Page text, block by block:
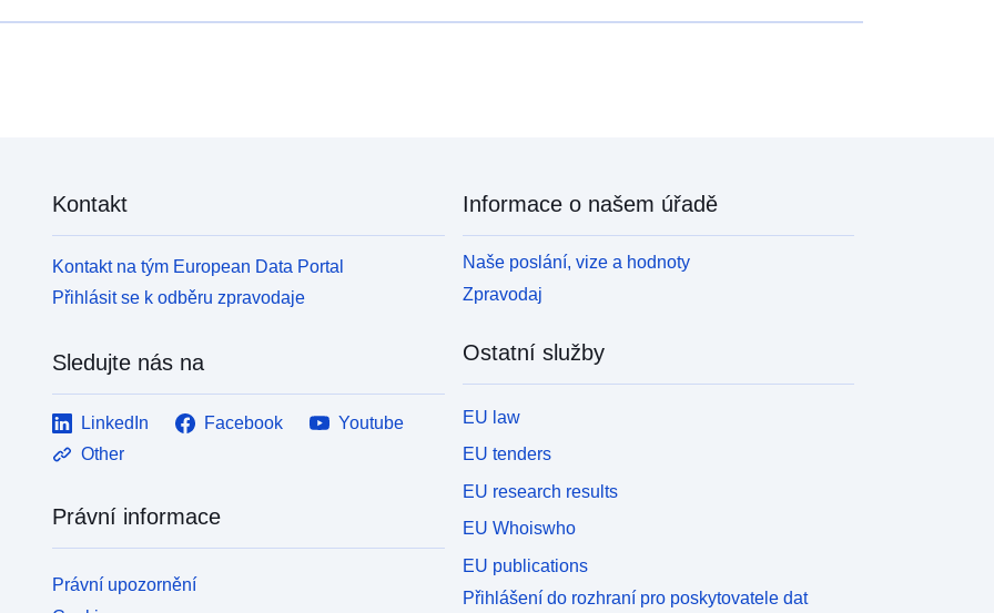
Kontakt
Kontakt na tým European Data Portal
Přihlásit se k odběru zpravodaje
Sledujte nás na
LinkedIn Facebook
Youtube
Other
Právní informace
Právní upozornění
Informace o našem úřadě
Naše poslání, vize a hodnoty
Zpravodaj
Ostatní služby
EU law
EU tenders
EU research results
EU Whoiswho
EU publications
Přihlášení do rozhraní pro poskytovatele dat